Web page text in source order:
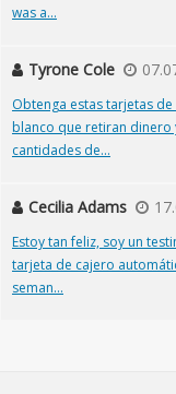
was a...
Tyrone Cole
Obtenga estas tarjetas
blanco que retiran dinero
cantidades de...
Cecilia Adams
Estoy tan feliz, soy un
tarjeta de cajero
seman...